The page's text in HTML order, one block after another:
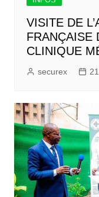
VISITE DE
FRANÇAISE
CLINIQUE
securex